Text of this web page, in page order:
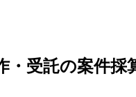
受託の案件採